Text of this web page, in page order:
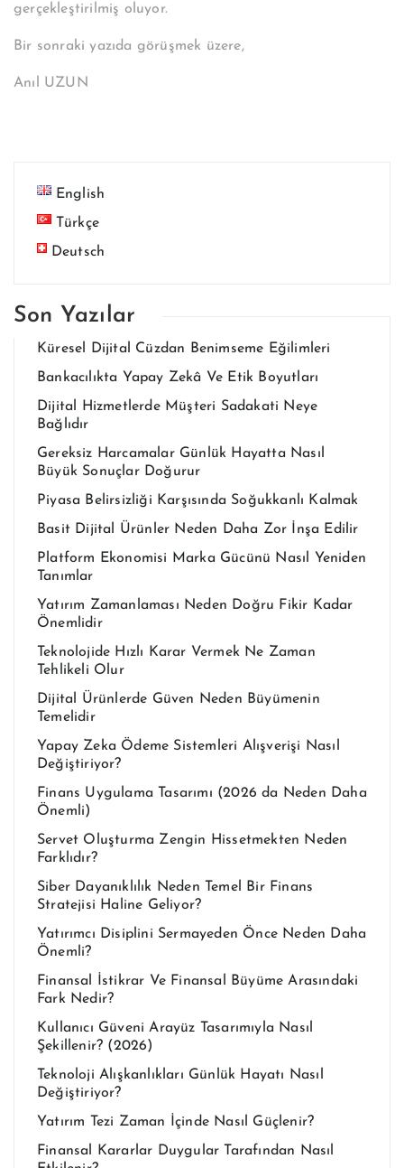
gerçekleştirilmiş oluyor.
Bir sonraki yazıda görüşmek üzere,
Anıl UZUN
English
Türkçe
Deutsch
Son Yazılar
Küresel Dijital Cüzdan Benimseme Eğilimleri
Bankacılıkta Yapay Zekâ Ve Etik Boyutları
Dijital Hizmetlerde Müşteri Sadakati Neye
Bağlıdır
Gereksiz Harcamalar Günlük Hayatta Nasıl
Büyük Sonuçlar Doğurur
Piyasa Belirsizliği Karşısında Soğukkanlı Kalmak
Basit Dijital Ürünler Neden Daha Zor İnşa Edilir
Platform Ekonomisi Marka Gücünü Nasıl Yeniden
Tanımlar
Yatırım Zamanlaması Neden Doğru Fikir Kadar
Önemlidir
Teknolojide Hızlı Karar Vermek Ne Zaman
Tehlikeli Olur
Dijital Ürünlerde Güven Neden Büyümenin
Temelidir
Yapay Zeka Ödeme Sistemleri Alışverişi Nasıl
Değiştiriyor?
Finans Uygulama Tasarımı (2026 da Neden Daha
Önemli)
Servet Oluşturma Zengin Hissetmekten Neden
Farklıdır?
Siber Dayanıklılık Neden Temel Bir Finans
Stratejisi Haline Geliyor?
Yatırımcı Disiplini Sermayeden Önce Neden Daha
Önemli?
Finansal İstikrar Ve Finansal Büyüme Arasındaki
Fark Nedir?
Kullanıcı Güveni Arayüz Tasarımıyla Nasıl
Şekillenir? (2026)
Teknoloji Alışkanlıkları Günlük Hayatı Nasıl
Değiştiriyor?
Yatırım Tezi Zaman İçinde Nasıl Güçlenir?
Finansal Kararlar Duygular Tarafından Nasıl